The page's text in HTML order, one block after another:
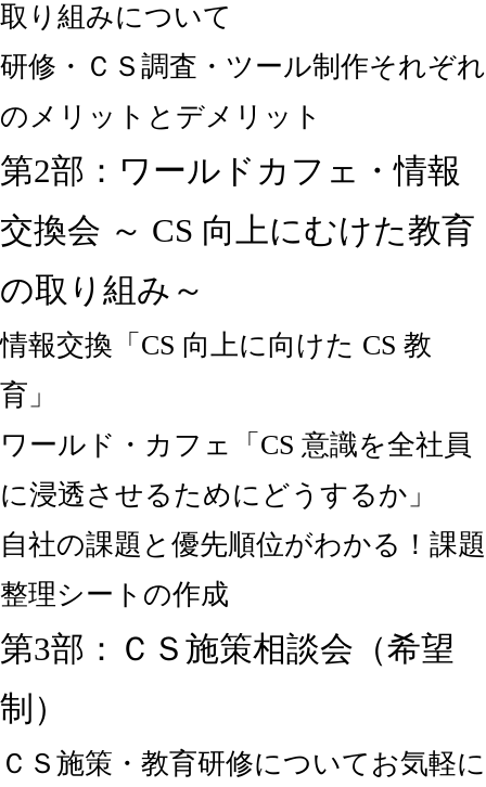
取り組みについて
研修・ＣＳ調査・ツール制作それぞれ
のメリットとデメリット
第2部：ワールドカフェ・情報
交換会 ～ CS 向上にむけた教育
の取り組み～
情報交換「CS 向上に向けた CS 教
育」
ワールド・カフェ「CS 意識を全社員
に浸透させるためにどうするか」
自社の課題と優先順位がわかる！課題
整理シートの作成
第3部：ＣＳ施策相談会（希望
制）
ＣＳ施策・教育研修についてお気軽に